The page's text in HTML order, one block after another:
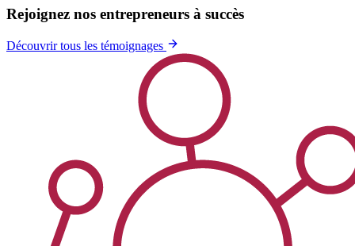
Rejoignez nos entrepreneurs à succès
Découvrir tous les témoignages